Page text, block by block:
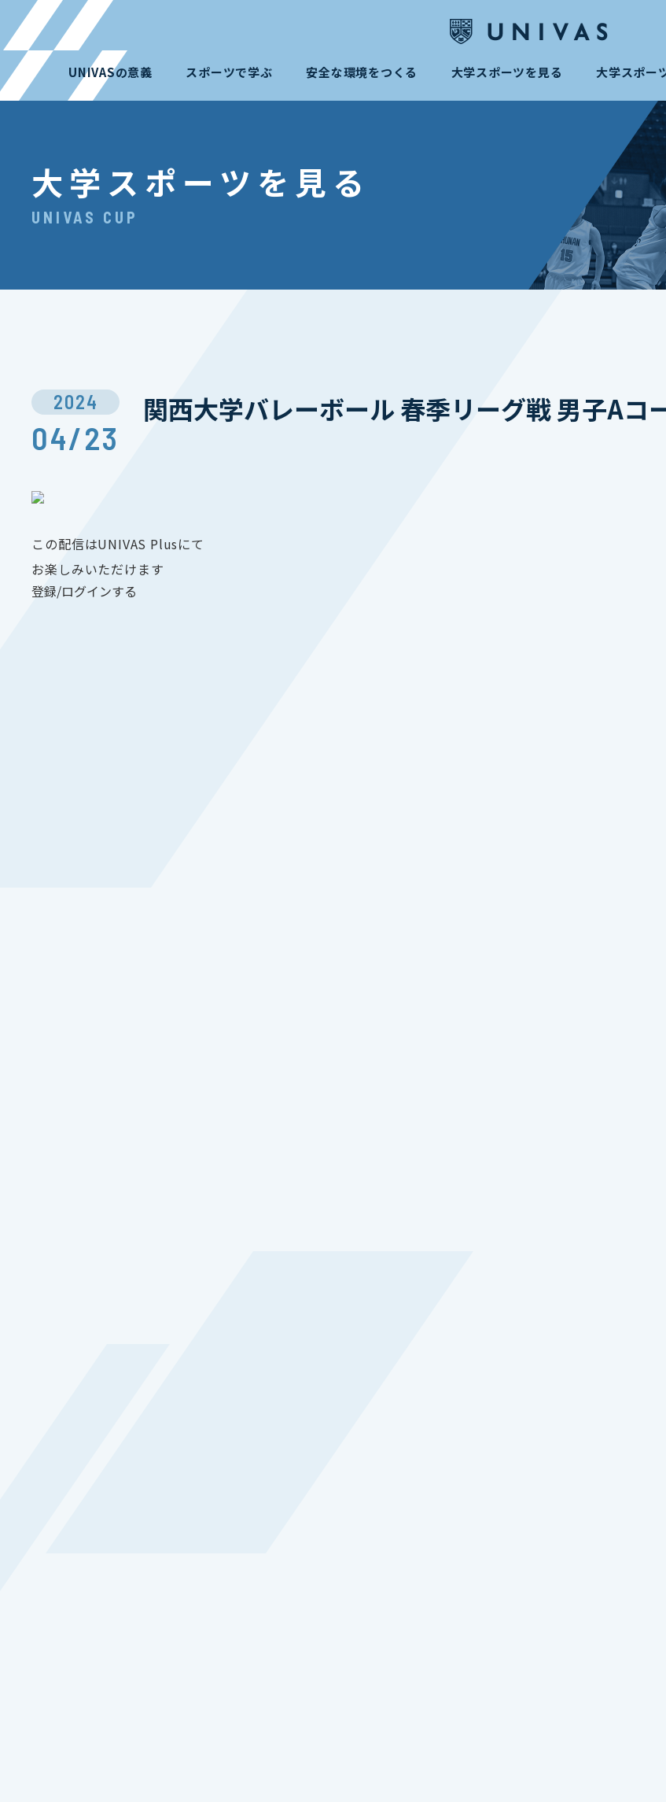
UNIVASの意義 スポーツで学ぶ 安全な環境をつくる 大学スポーツを見る 大学スポー
大学スポーツを見る
UNIVAS CUP
2024
04/23
関西⼤学バレーボール 春季リーグ戦 男子Aコ
この配信はUNIVAS Plusにて
お楽しみいただけます
登録/ログインする